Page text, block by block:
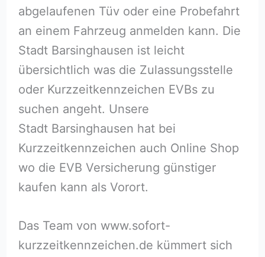
abgelaufenen Tüv oder eine Probefahrt
an einem Fahrzeug anmelden kann. Die
Stadt Barsinghausen ist leicht
übersichtlich was die Zulassungsstelle
oder Kurzzeitkennzeichen EVBs zu
suchen angeht. Unsere
Stadt Barsinghausen hat bei
Kurzzeitkennzeichen auch Online Shop
wo die EVB Versicherung günstiger
kaufen kann als Vorort.
Das Team von www.sofort-
kurzzeitkennzeichen.de kümmert sich